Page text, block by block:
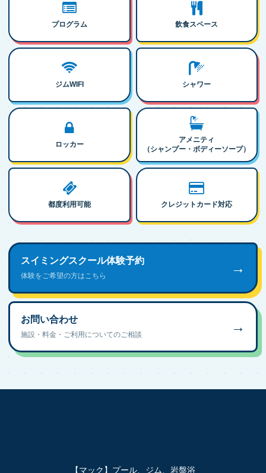
プログラム 飲食スペース
ジムWIFI シャワー
ロッカー
アメニティ
（シャンプー・ボディーソープ）
都度利用可能 クレジットカード対応
スイミングスクール体験予約
体験をご希望の方はこちら →
お問い合わせ
施設・料金・ご利用についてのご相談 →
【マック】プール、ジム、岩盤浴